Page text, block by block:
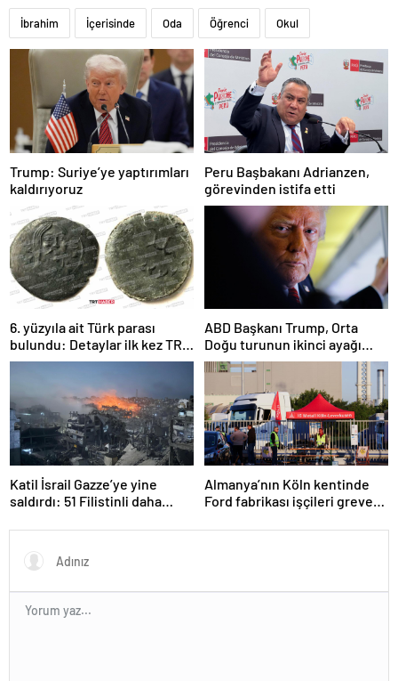
İbrahim İçerisinde Oda Öğrenci Okul
Trump: Suriye’ye yaptırımları
kaldırıyoruz
Peru Başbakanı Adrianzen,
görevinden istifa etti
6. yüzyıla ait Türk parası
bulundu: Detaylar ilk kez TRT
Haber’de
ABD Başkanı Trump, Orta
Doğu turunun ikinci ayağı
Katar’da
Katil İsrail Gazze’ye yine
saldırdı: 51 Filistinli daha
Almanya’nın Köln kentinde
Ford fabrikası işçileri greve